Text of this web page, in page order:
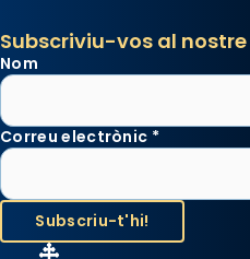
Subscriviu-vos al
Nom
Correu electrònic *